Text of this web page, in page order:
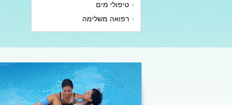
טיפולי מים
רפואה משלימההזמן שובר